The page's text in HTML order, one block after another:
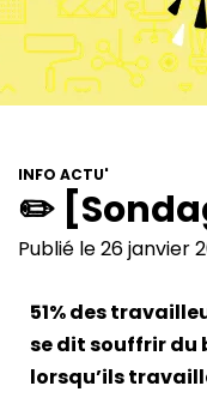
INFO ACTU'
✏️
Publié le 26 janvier
51% des
se dit souffrir du
lorsqu’ils